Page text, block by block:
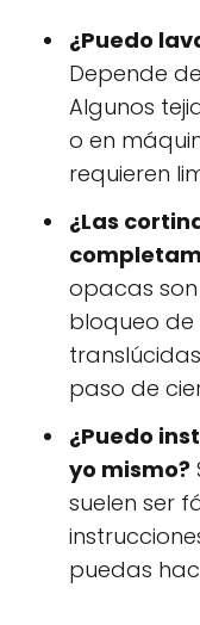
¿Puedo
Depende
Algunos
o en
requieren
¿Las
opacas
bloqueo de
paso de
¿Puedo
yo mismo?
suelen ser
puedas